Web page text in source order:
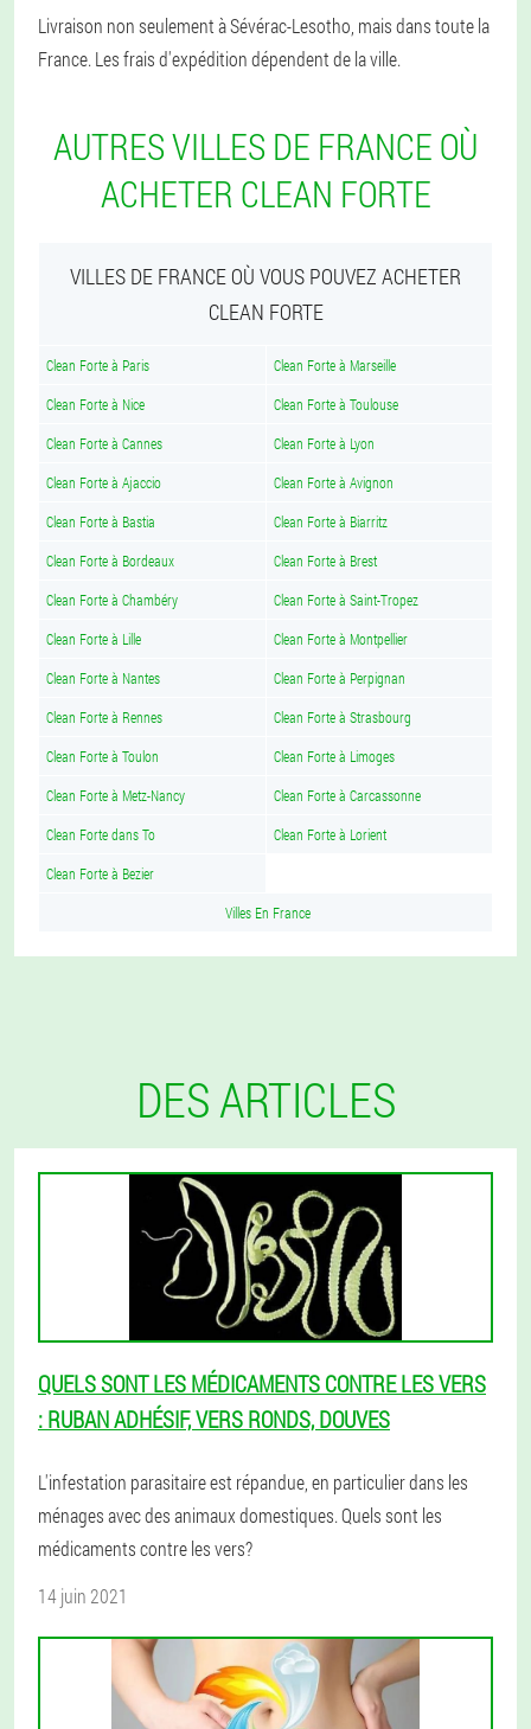
Livraison non seulement à Sévérac-Lesotho, mais dans toute la
France. Les frais d'expédition dépendent de la ville.
AUTRES VILLES DE FRANCE OÙ
ACHETER CLEAN FORTE
VILLES DE FRANCE OÙ VOUS POUVEZ ACHETER
CLEAN FORTE
Clean Forte à Paris Clean Forte à Marseille
Clean Forte à Nice Clean Forte à Toulouse
Clean Forte à Cannes Clean Forte à Lyon
Clean Forte à Ajaccio Clean Forte à Avignon
Clean Forte à Bastia Clean Forte à Biarritz
Clean Forte à Bordeaux Clean Forte à Brest
Clean Forte à Chambéry Clean Forte à Saint-Tropez
Clean Forte à Lille Clean Forte à Montpellier
Clean Forte à Nantes Clean Forte à Perpignan
Clean Forte à Rennes Clean Forte à Strasbourg
Clean Forte à Toulon Clean Forte à Limoges
Clean Forte à Metz-Nancy Clean Forte à Carcassonne
Clean Forte dans To Clean Forte à Lorient
Clean Forte à Bezier
Villes En France
DES ARTICLES
QUELS SONT LES MÉDICAMENTS CONTRE LES VERS
: RUBAN ADHÉSIF, VERS RONDS, DOUVES
L'infestation parasitaire est répandue, en particulier dans les
ménages avec des animaux domestiques. Quels sont les
médicaments contre les vers?
14 juin 2021